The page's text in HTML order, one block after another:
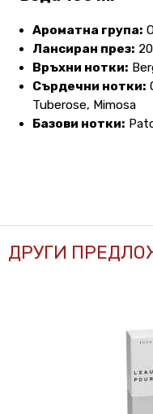
Ароматна група:
Лансиран през:
Връхни нотки:
Сърдечни нотки:
Tuberose, Mimosa
Базови нотки:
ДРУГИ